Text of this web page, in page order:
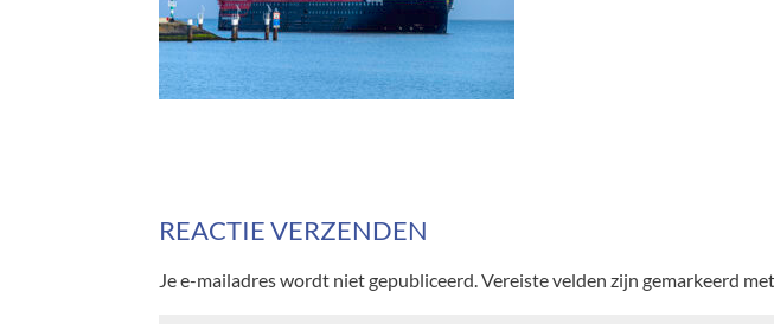
REACTIE VERZENDEN
Je e-mailadres wordt niet gepubliceerd. Vereiste velden zijn gemarkeerd met